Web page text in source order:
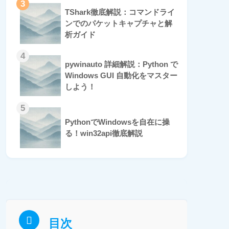
3
TShark徹底解説：コマンドライ
ンでのパケットキャプチャと解
析ガイド
4
pywinauto 詳細解説：Python で
Windows GUI 自動化をマスター
しよう！
5
PythonでWindowsを自在に操
る！win32api徹底解説
目次